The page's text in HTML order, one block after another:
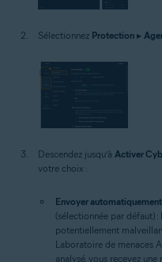
Sélectionnez Protection ▸
Descendez jusqu’à Activer
votre choix :
Envoyer
(sélectionnée par défaut)
potentiellement
Laboratoire de menaces
analysé, vous recevez